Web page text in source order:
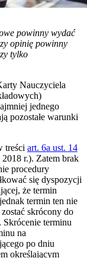
powinny wydać
opinię powinny
tylko
Nauczyciela
jednego
pozostałe warunki
treści art. 6a ust. 14
r.). Zatem brak
procedury
się dyspozycji
że termin
termin ten nie
skrócony do
terminu
na
po dniu
określającym